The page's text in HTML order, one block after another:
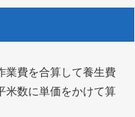
業費を合算して養生費
米数に単価をかけて算